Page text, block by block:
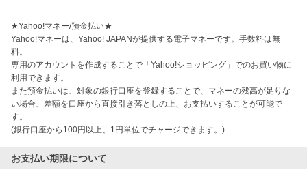
★Yahoo!マネー/預金払い★
Yahoo!マネーは、Yahoo! JAPANが提供する電子マネーです。手数料は無
料。
専用のアカウントを作成することで「Yahoo!ショッピング」でのお買い物に
利用できます。
また預金払いは、対象の銀行口座を登録することで、マネーの残高が足りな
い場合、差額を口座から直接引き落としの上、お支払いすることが可能で
す。
(銀行口座から100円以上、1円単位でチャージできます。)
お支払い期限について